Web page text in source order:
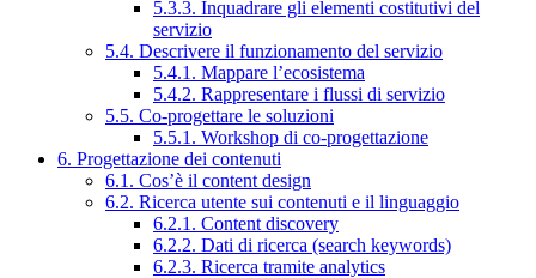
5.3.3. Inquadrare gli elementi costitutivi del
servizio
5.4. Descrivere il funzionamento del servizio
5.4.1. Mappare l’ecosistema
5.4.2. Rappresentare i flussi di servizio
5.5. Co-progettare le soluzioni
5.5.1. Workshop di co-progettazione
6. Progettazione dei contenuti
6.1. Cos’è il content design
6.2. Ricerca utente sui contenuti e il linguaggio
6.2.1. Content discovery
6.2.2. Dati di ricerca (search keywords)
6.2.3. Ricerca tramite analytics